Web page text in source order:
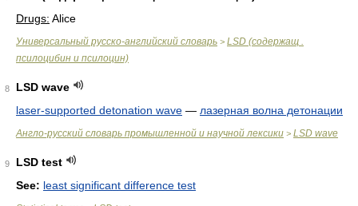
Drugs: Alice
Универсальный русско-английский словарь > LSD (содержащ .
псилоцибин и псилоцин)
8
LSD wave
laser-supported detonation wave — лазерная волна детонации
Англо-русский словарь промышленной и научной лексики > LSD wave
9
LSD test
See: least significant difference test